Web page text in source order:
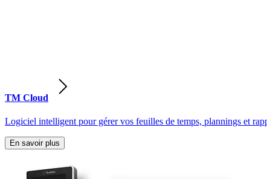
TM Cloud
Logiciel intelligent pour gérer vos feuilles de temps, plannings et
En savoir plus